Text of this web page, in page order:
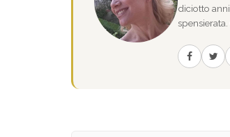
diciotto
spensierata.